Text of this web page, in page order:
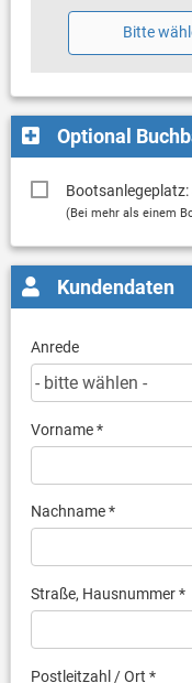
Bitte
Optional
(Bei mehr als einem
Kundendaten
Anrede
Vorname *
Nachname *
Straße, Hausnummer *
Postleitzahl / Ort *